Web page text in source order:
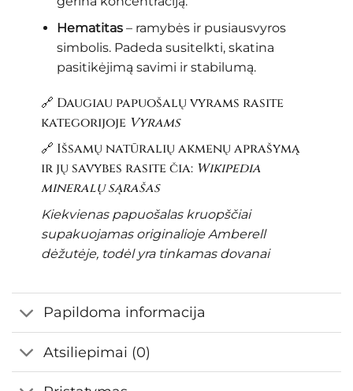
Hematitas– ramybės ir pusiausvyros
simbolis. Padeda susitelkti, skatina
pasitikėjimą savimi ir stabilumą.
🔗 Daugiau papuošalų vyrams rasite
kategorijoje Vyrams
🔗 Išsamų natūralių akmenų aprašymą
ir jų savybes rasite čia: Wikipedia
mineralų sąrašas
Kiekvienas papuošalas kruopščiai
supakuojamas originalioje Amberell
dėžutėje, todėl yra tinkamas dovanai
Papildoma informacija
Atsiliepimai (0)